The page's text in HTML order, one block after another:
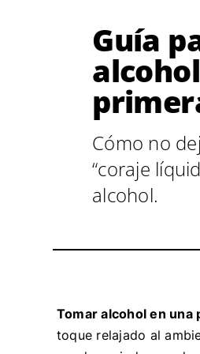
Guía
Cómo no
“coraje
alcohol.
Tomar alcohol en una
toque relajado al